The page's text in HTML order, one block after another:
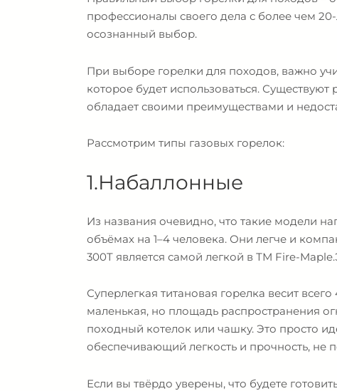
профессионалы своего дела с более чем
осознанный выбор.
При выборе горелки для походов, важно
которое будет использоваться.
обладает своими преимуществами и
Рассмотрим типы газовых горелок:
1.Набаллонные
Из названия очевидно, что такие модели
объёмах на 1–4 человека. Они легче и
300T является самой легкой в ТМ Fire-
Суперлегкая титановая горелка весит
маленькая, но площадь распространения
походный котелок или чашку. Это просто
обеспечивающий легкость и прочность, не
Если вы твёрдо уверены, что будете